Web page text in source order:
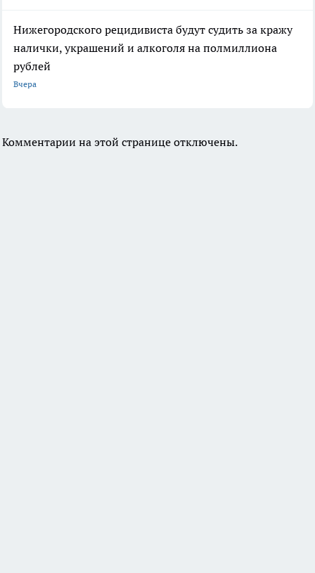
Нижегородского рецидивиста будут судить за кражу
налички, украшений и алкоголя на полмиллиона
рублей
Вчера
Комментарии на этой странице отключены.